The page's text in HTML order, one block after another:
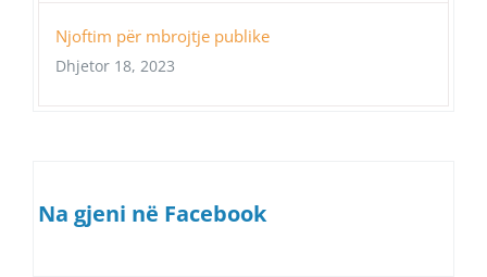
Njoftim për mbrojtje publike
Dhjetor 18, 2023
Na gjeni në Facebook